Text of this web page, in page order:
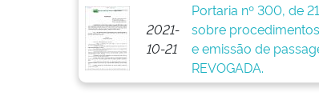
2021-
10-21
Portaria nº 300, de
sobre
e emissão de
REVOGADA.